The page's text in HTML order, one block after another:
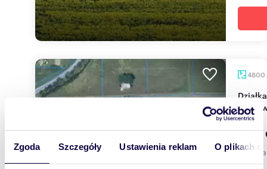
Zgoda Szczegóły Ustawienia reklam O plikach
4800
Działka inwestycyjna 4 800 m2 w Podłężu, blisko
1 392